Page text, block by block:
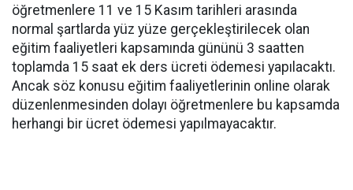
öğretmenlere 11 ve 15 Kasım tarihleri arasında
normal şartlarda yüz yüze gerçekleştirilecek olan
eğitim faaliyetleri kapsamında gününü 3 saatten
toplamda 15 saat ek ders ücreti ödemesi yapılacaktı.
Ancak söz konusu eğitim faaliyetlerinin online olarak
düzenlenmesinden dolayı öğretmenlere bu kapsamda
herhangi bir ücret ödemesi yapılmayacaktır.